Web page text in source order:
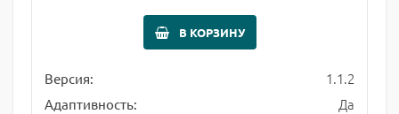
В КОРЗИНУ
Версия: 1.1.2
Адаптивность: Да